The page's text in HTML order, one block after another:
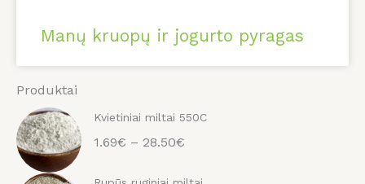
Manų kruopų ir jogurto pyragas
Produktai
Kvietiniai miltai 550C
1.69€ – 28.50€